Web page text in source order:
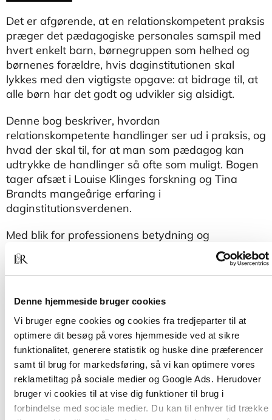
Denne hjemmeside bruger cookies
Vi bruger egne cookies og cookies fra tredjeparter til at
optimere dit besøg på vores hjemmeside ved at sikre
funktionalitet, generere statistik og huske dine præferencer
samt til brug for markedsføring, så vi kan optimere vores
reklametiltag på sociale medier og Google Ads. Herudover
bruger vi cookies til at vise dig funktioner til brug i
forbindelse med sociale medier. Du kan til enhver tid trække
Det er afgørende, at en relationskompetent praksis
præger det pædagogiske personales samspil med
hvert enkelt barn, børnegruppen som helhed og
børnenes forældre, hvis daginstitutionen skal
lykkes med den vigtigste opgave: at bidrage til, at
alle børn har det godt og udvikler sig alsidigt.
Denne bog beskriver, hvordan
relationskompetente handlinger ser ud i praksis, og
hvad der skal til, for at man som pædagog kan
udtrykke de handlinger så ofte som muligt. Bogen
tager afsæt i Louise Klinges forskning og Tina
Brandts mangeårige erfaring i
daginstitutionsverdenen.
Med blik for professionens betydning og
kompleksitet får læseren viden om og veje til at
indgå i udviklingsstøttende samspil med børn og
deres forældre.
Bogen henvender sig til studerende på
pædagoguddannelsens grund-, efter- og
videreuddannelse, pædagogisk fagprofessionelle,
ledere og beslutningstagere på børne- og
ungeområdet.